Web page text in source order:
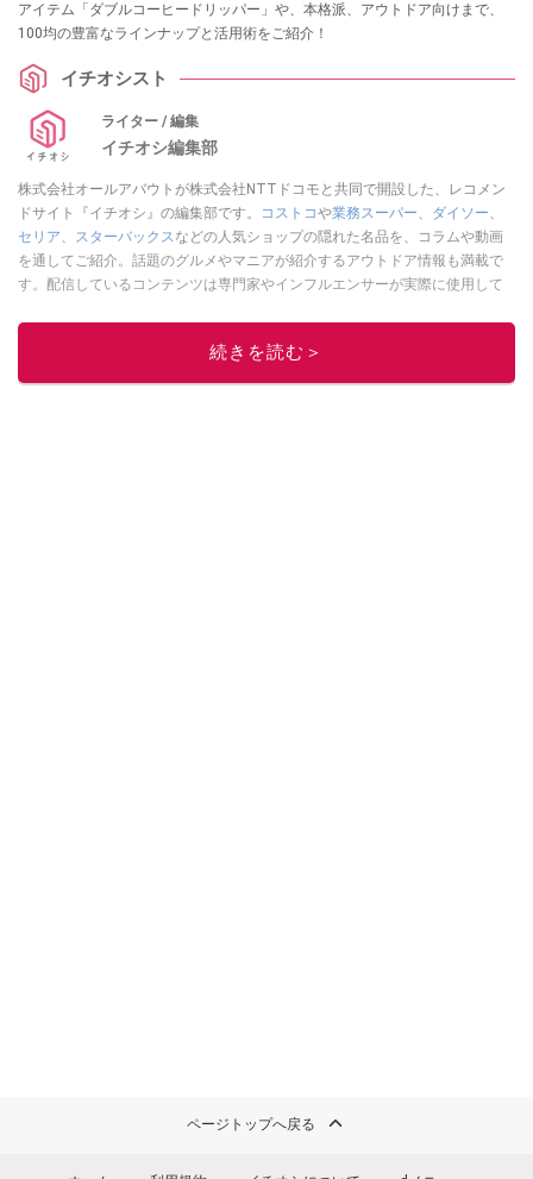
アイテム「ダブルコーヒードリッパー」や、本格派、アウトドア向けまで、
100均の豊富なラインナップと活用術をご紹介！
イチオシスト
ライター / 編集
イチオシ編集部
株式会社オールアバウトが株式会社NTTドコモと共同で開設した、レコメン
ドサイト『イチオシ』の編集部です。
コストコや業務スーパー、 ダイソー、
セリア、 スターバックスなどの人気ショップの隠れた名品を、コラムや動画
を通してご紹介。話題のグルメやマニアが紹介するアウトドア情報も満載で
す。配信しているコンテンツは専門家やインフルエンサーが実際に使用して
ニュースでフォロー
続きを読む＞
ページトップへ戻る